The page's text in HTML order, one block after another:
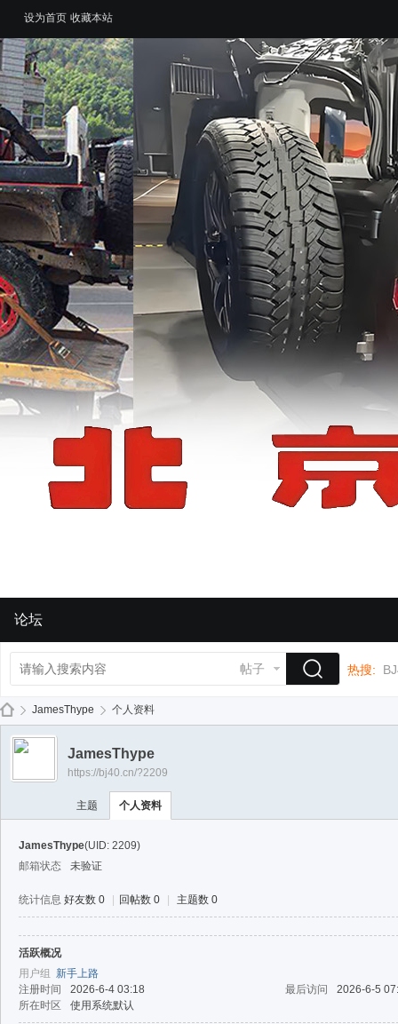
设为首页 收藏本站
论坛
帖子 热搜:
›
JamesThype 个人资料
JamesThype
https://bj40.cn/?2209
主题 个人资料
JamesThype(UID: 2209)
邮箱状态
未验证
统计信息 好友数 0 回帖数 0 主题数 0
活跃概况
用户组 新手上路
注册时间
2026-6-4 03:18 最后访问
2026-6-5
所在时区
使用系统默认